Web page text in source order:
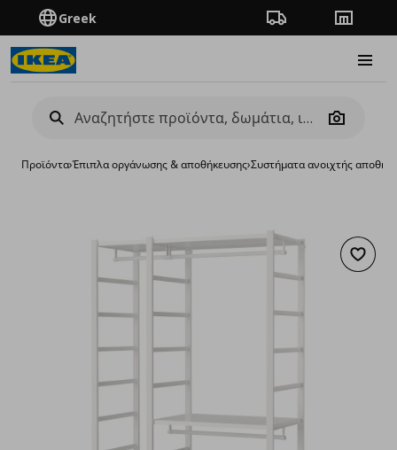
Greek Πορεία παραγγελίας
Camera
Προϊόντα›Έπιπλα οργάνωσης & αποθήκευσης›Συστήματα ανοιχτής